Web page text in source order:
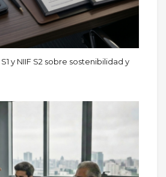
y NIIF S2 sobre sostenibilidad y